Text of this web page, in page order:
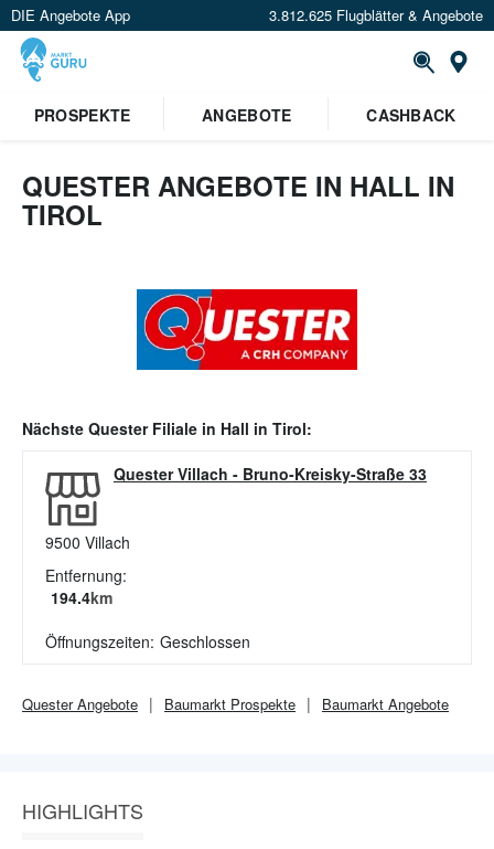
DIE Angebote App 3.812.625 Flugblätter & Angebote
PROSPEKTE
ANGEBOTE CASHBACK
QUESTER ANGEBOTE IN HALL IN
TIROL
Nächste QuesterFiliale in Hall in Tirol:
Quester Villach - Bruno-Kreisky-Straße 33
9500 Villach
Entfernung:
194.4km
Öffnungszeiten: Geschlossen
QuesterAngebote Baumarkt Prospekte Baumarkt Angebote
HIGHLIGHTS